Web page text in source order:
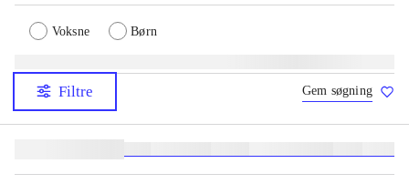
Voksne Børn
Filtre Gem søgning